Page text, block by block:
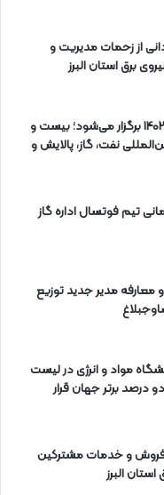
از زحمات مدیریت و
برق استان البرز
27 الی 30 اردیبهشت 1402 برگزار می‌شود؛ بیست و
نفت، گاز، پالایش و
تیم فوتسال اداره گاز
معارفه مدیر جدید توزیع
مواد و انرژی در لیست
درصد برتر جهان قرار
و خدمات مشتركین
البرز